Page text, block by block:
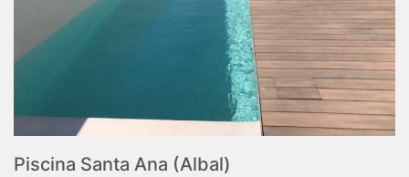
Piscina Santa Ana (Albal)